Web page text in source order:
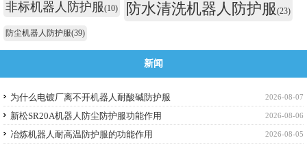
非标机器人防护服(10) 防水清洗机器人防护服(23)
防尘机器人防护服(39)
新闻
2026-08-07
为什么电镀厂离不开机器人耐酸碱防护服
2026-08-06
新松SR20A机器人防尘防护服功能作用
2026-08-05
冶炼机器人耐高温防护服的功能作用